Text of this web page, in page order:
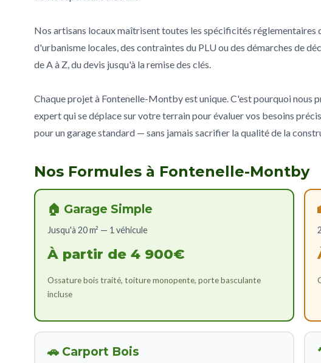
Nos artisans locaux maîtrisent toutes les spécificités réglementaires
d'urbanisme locales, des contraintes du PLU ou des démarches de
de A à Z, du devis jusqu'à la remise des clés.
Chaque projet à Fontenelle-Montby est unique. C'est pourquoi nous
expert qui se déplace sur votre terrain pour évaluer vos besoins
pour un garage standard — sans jamais sacrifier la qualité de la
Nos Formules à Fontenelle-Montby
🏠 Garage Simple
Jusqu'à 20 m² — 1 véhicule
À partir de 4 900€
Ossature bois traité, toiture monopente, porte basculante
incluse
🚗 Carport Bois